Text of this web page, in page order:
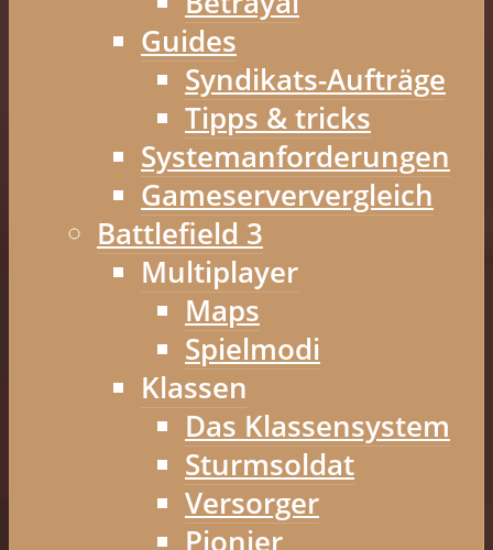
Guides
Syndikats-Aufträge
Tipps & tricks
Systemanforderungen
Gameserververgleich
Battlefield 3
Multiplayer
Maps
Spielmodi
Klassen
Das Klassensystem
Sturmsoldat
Versorger
Pionier